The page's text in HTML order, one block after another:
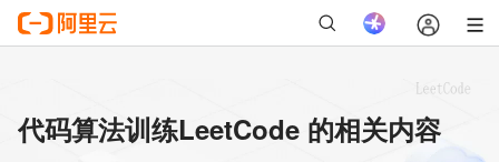
代码算法训练LeetCode 的相关内容